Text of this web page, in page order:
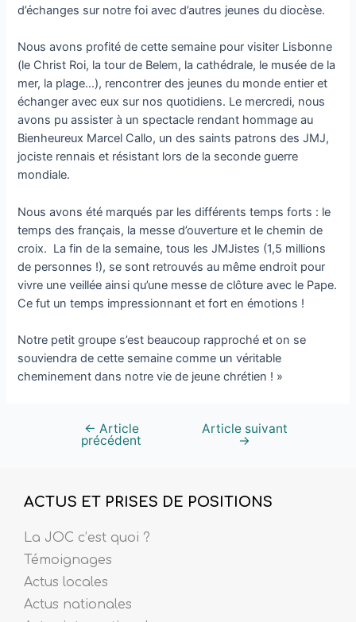
d’échanges sur notre foi avec d’autres jeunes du diocèse.
Nous avons profité de cette semaine pour visiter Lisbonne
(le Christ Roi, la tour de Belem, la cathédrale, le musée de la
mer, la plage…), rencontrer des jeunes du monde entier et
échanger avec eux sur nos quotidiens. Le mercredi, nous
avons pu assister à un spectacle rendant hommage au
Bienheureux Marcel Callo, un des saints patrons des JMJ,
jociste rennais et résistant lors de la seconde guerre
mondiale.
Nous avons été marqués par les différents temps forts : le
temps des français, la messe d’ouverture et le chemin de
croix. La fin de la semaine, tous les JMJistes (1,5 millions
de personnes !), se sont retrouvés au même endroit pour
vivre une veillée ainsi qu’une messe de clôture avec le Pape.
Ce fut un temps impressionnant et fort en émotions !
Notre petit groupe s’est beaucoup rapproché et on se
souviendra de cette semaine comme un véritable
cheminement dans notre vie de jeune chrétien ! »
← Article
précédent
Article suivant
→
ACTUS ET PRISES DE POSITIONS
La JOC c’est quoi ?
Témoignages
Actus locales
Actus nationales